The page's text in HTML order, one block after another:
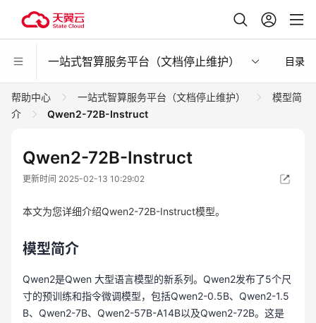
一站式智算服务平台（文档停止维护） 目录
帮助中心 一站式智算服务平台（文档停止维护）
模型简
介
Qwen2-72B-Instruct
Qwen2-72B-Instruct
更新时间 2025-02-13 10:29:02
本文为您详细介绍Qwen2-72B-Instruct模型。
模型简介
Qwen2是Qwen 大型语言模型的新系列。Qwen2发布了5个尺
寸的预训练和指令微调模型，包括Qwen2-0.5B、Qwen2-1.5
B、Qwen2-7B、Qwen2-57B-A14B以及Qwen2-72B。这是